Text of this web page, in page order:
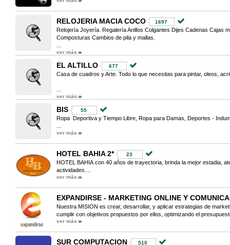
RELOJERIA MACIA COCO 1697
Relojería Joyería. Regalería Anillos Colgantes Dijes Cadenas Cajas
Composturas Cambios de pila y mallas.
ver más
EL ALTILLO 677
Casa de cuadros y Arte. Todo lo que necesitas para pintar, oleos,
ver más
BIS 55
Ropa Deportiva y Tiempo Libre, Ropa para Damas, Deportes -
ver más
HOTEL BAHIA 2* 23
HOTEL BAHIA con 40 años de trayectoria, brinda la mejor estadia,
actividades....
ver más
EXPANDIRSE - MARKETING ONLINE Y
Nuestra MISION es crear, desarrollar, y aplicar estrategias de
cumplir con objetivos propuestos por ellos, optimizando el
ver más
SUR COMPUTACION 510